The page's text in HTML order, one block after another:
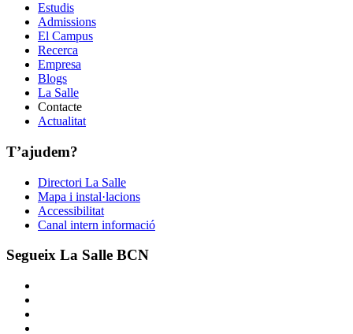
Estudis
Admissions
El Campus
Recerca
Empresa
Blogs
La Salle
Contacte
Actualitat
T’ajudem?
Directori La Salle
Mapa i instal·lacions
Accessibilitat
Canal intern informació
Segueix La Salle BCN